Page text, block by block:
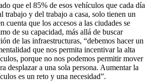
que el 85% de esos vehículos que cada día
trabajo y del trabajo a casa, solo tienen un
cuenta que los accesos a las ciudades se
de su capacidad, más allá de buscar
de las infraestructuras, “debemos hacer un
que nos permita incentivar la alta
porque no nos podemos permitir mover
desplazar a una sola persona. Aumentar la
es un reto y una necesidad”.